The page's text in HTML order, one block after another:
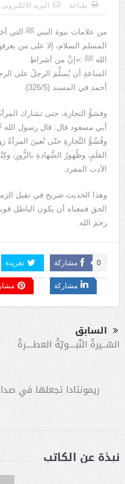
طباعة
البريد الالكترونى
من علامات نبوة النبي ﷺ التي
المسلم السلام، إلا على من
الله ﷺ:«إنَّ من أشراطِ
الساعةِ أن يُسلِّمَ الرجلُ على
أحمد في المسند (326/5).
وفشوُّ التجارة، حتى تشارك
أبي مسعود قال: قال رسول الله
وفُشُوُّ التَّجارةِ حتّى تُعينَ المرأةُ
القلَمِ، وظُهورُ الشَّهادةِ بالزُّورِ،
الأدب المفرد
وهذا الحديث صريح في تقبل
الحق فمعناه أن يكون الباطل
رحمَ الله
مشاركة 0 تغريدة
مشاركة
السابق
السّــيرةُ النّبــــويّةُ العطــــرةُ
ريمونتادا تجعلها في
نبذة عن الكاتب